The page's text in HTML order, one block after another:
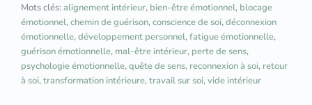
Mots clés:alignement intérieur, bien-être émotionnel, blocage
émotionnel,chemin de guérison,conscience de soi,déconnexion
émotionnelle,développement personnel,fatigue émotionnelle,
guérison émotionnelle, mal-être intérieur, perte de sens,
psychologie émotionnelle,quête de sens, reconnexion à soi, retour
à soi,transformation intérieure,travail sur soi,vide intérieur